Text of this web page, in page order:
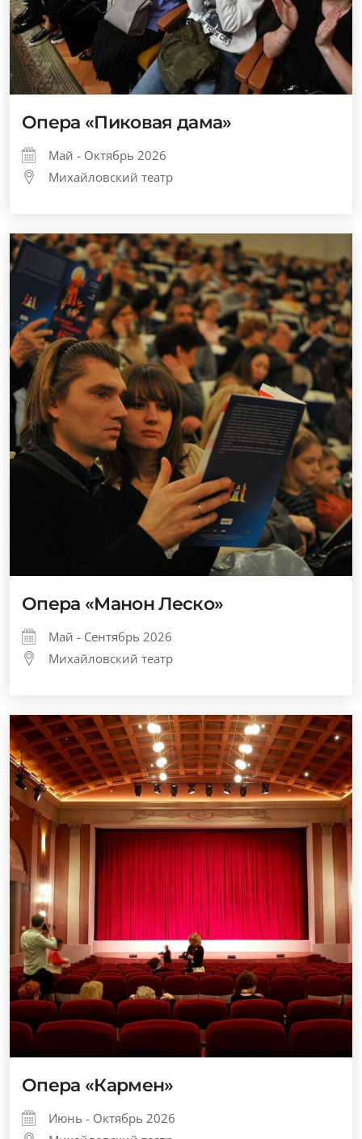
Опера «Пиковая дама»
Май - Октябрь 2026
Михайловский театр
Опера «Манон Леско»
Май - Сентябрь 2026
Михайловский театр
Опера «Кармен»
Июнь - Октябрь 2026